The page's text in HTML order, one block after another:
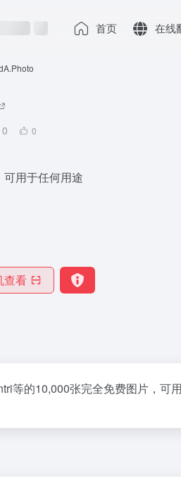
首页 在线
0 0
用于任何用途
查看
等的10,000张完全免费图片，可